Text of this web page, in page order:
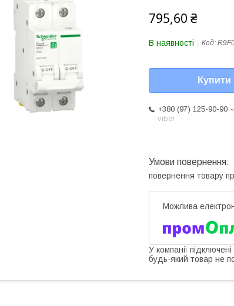
795,60 ₴
В наявності Код:
Купити
+380 (97) 125-90-90
viber
повернення товару
У компанії
будь-який товар не